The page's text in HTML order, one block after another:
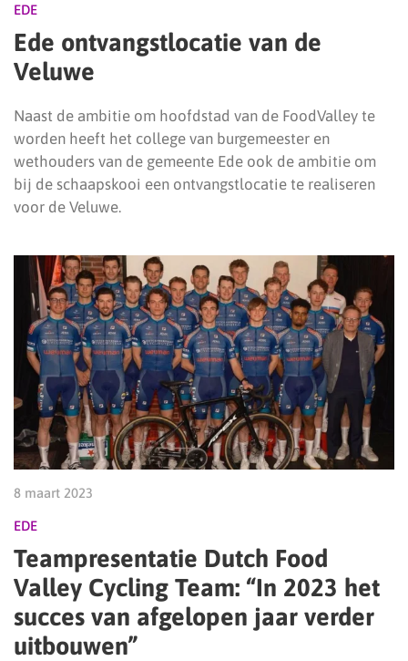
EDE
Ede ontvangstlocatie van de
Veluwe
Naast de ambitie om hoofdstad van de FoodValley te
worden heeft het college van burgemeester en
wethouders van de gemeente Ede ook de ambitie om
bij de schaapskooi een ontvangstlocatie te realiseren
voor de Veluwe.
8 maart 2023
EDE
Teampresentatie Dutch Food
Valley Cycling Team: “In 2023 het
succes van afgelopen jaar verder
uitbouwen”